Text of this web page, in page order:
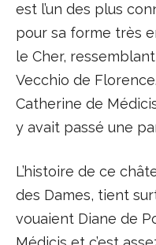
est l’un des plus
pour sa forme très
le Cher,
Vecchio de
Catherine de
y avait passé une
L’histoire de ce
des Dames, tient
vouaient Diane de